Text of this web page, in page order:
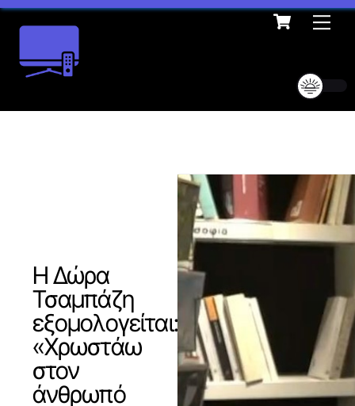
Skip
content
Cart
Η Δώρα
Τσαμπάζη
εξομολογείται:
«Χρωστάω
στον
άνθρωπό